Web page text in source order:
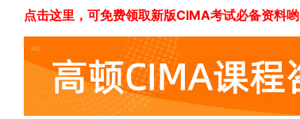
点击这里，可免费领取新版CIMA考试必备资料